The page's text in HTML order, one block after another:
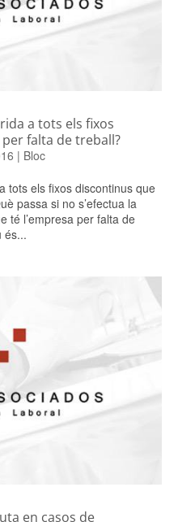
a tots els fixos
falta de treball?
| Bloc
tots els fixos discontinus que
passa si no s’efectua la
té l’empresa per falta de
és...
en casos de